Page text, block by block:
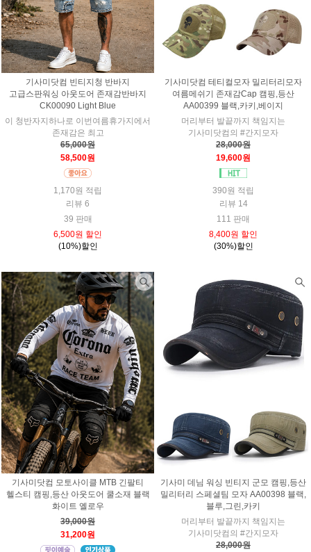
기사미닷컴 빈티지청 반바지
고급스판워싱 아웃도어 존재감반바지
CK00090 Light Blue
이 청반자지하나로 이번여름휴가지에서
존재감은 최고
65,000원
58,500원
1,170원 적립
리뷰 6
39 판매
6,500원 할인
(10%)할인
기사미닷컴 테티컬모자 밀리터리모자
여름메쉬기 존재감Cap 캠핑,등산
AA00399 블랙,카키,베이지
머리부터 발끝까지 책임지는
기사미닷컴의 #간지모자
28,000원
19,600원
390원 적립
리뷰 14
111 판매
8,400원 할인
(30%)할인
기사미닷컴 모토사이클 MTB 긴팔티
헬스티 캠핑,등산 아웃도어 쿨소재 블랙
화이트 옐로우
39,000원
31,200원
기사미 데님 워싱 빈티지 군모 캠핑,등산
밀리터리 스페셜팀 모자 AA00398 블랙,
블루,그린,카키
머리부터 발끝까지 책임지는
기사미닷컴의 #간지모자
28,000원